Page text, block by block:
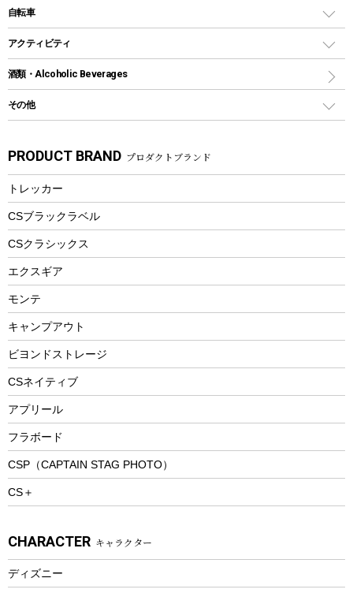
グランドシート
ガイドロープ
ツール
焚き火台&ストーブ
火起こし
バーベキューツール
クッキングツール
ナイフ
カトラリー
マグカップ、カップ
ステンレスボトル
フードボトル
トレー
ランチョンマット
ランチボックス
ディズニーボトル
保冷剤
リュック、バックパック
トートバッグ、サコッシュ
ショッピングキャリー
その他アウトドア雑貨
スプレー関係
ツール、他
インフレータブル
カヤック
パドル
ヘルメット
エアーポンプ
アクセサリー
自転車
折りたたみ自転車
スポーツサイクル
シティサイクル
自転車ウェア
アクティビティ
マリン
ラッシュガード
パラソル
フローティングベスト
ヘルメット
エアーポンプ
ビーチテント
ウィンター
スノーシュー
防寒ウェア
トレッキング
トレッキングアクセサリー
プレイグッズ
ウェルネス
ウェア、タオル
ウェア
酒類・Alcoholic Beverages
その他
湯たんぽ
防災用品
PRODUCT BRAND プロダクトブランド
トレッカー
CSブラックラベル
CSクラシックス
エクスギア
モンテ
キャンプアウト
ビヨンドストレージ
CSネイティブ
アプリール
フラボード
CSP（CAPTAIN STAG PHOTO）
CS＋
CHARACTER キャラクター
ディズニー